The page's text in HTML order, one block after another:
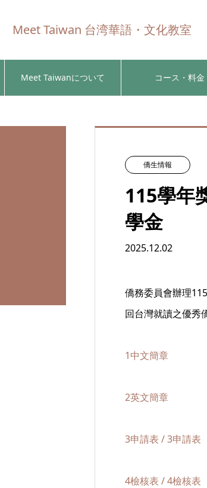
Meet Taiwan 台湾華語・文化教室
Meet Taiwanについて コース・料金
僑生情報
115學年
學金
2025.12.02
僑務委員會辦理
回台灣就讀之優秀
1中文簡章
2英文簡章
3申請表 /3申請表
4檢核表 /4檢核表